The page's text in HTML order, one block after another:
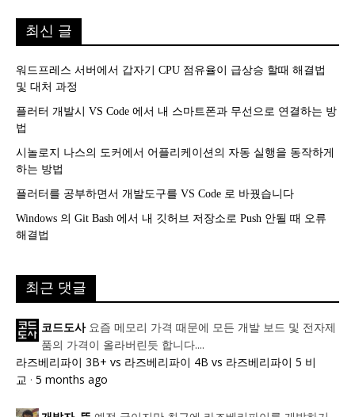
최신 글
워드프레스 서버에서 갑자기 CPU 점유율이 급상승 할때 해결법
및 대처 과정
플러터 개발시 VS Code 에서 내 스마트폰과 무선으로 연결하는 방
법
시놀로지 나스의 도커에서 어플리케이션의 자동 실행을 동작하게
하는 방법
플러터를 공부하면서 개발도구를 VS Code 로 바꿨습니다
Windows 의 Git Bash 에서 내 깃허브 저장소로 Push 안될 때 오류
해결법
최근 댓글
코드도사 요즘 메모리 가격 때문에 모든 개발 보드 및 전자제
품의 가격이 올라버린듯 합니다....
라즈베리파이 3B+ vs 라즈베리파이 4B vs 라즈베리파이 5 비
교 · 5 months ago